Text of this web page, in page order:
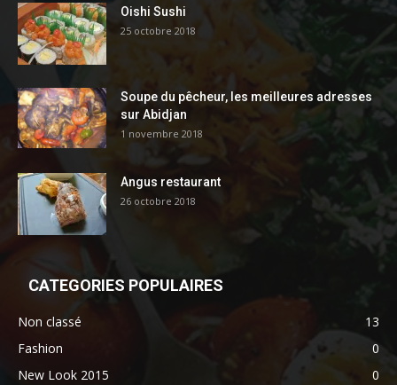
Oishi Sushi
25 octobre 2018
Soupe du pêcheur, les meilleures adresses
sur Abidjan
1 novembre 2018
Angus restaurant
26 octobre 2018
CATEGORIES POPULAIRES
Non classé
13
Fashion
0
New Look 2015
0